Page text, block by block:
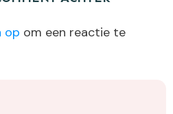
op om een reactie te